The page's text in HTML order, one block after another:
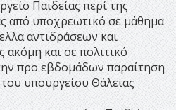
Παιδείας περί της
από υποχρεωτικό σε μάθημα
αντιδράσεων και
ακόμη και σε πολιτικό
προ εβδομάδων παραίτηση
υπουργείου Θάλειας